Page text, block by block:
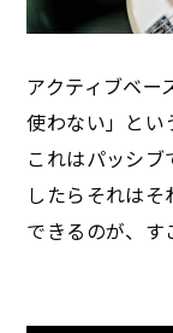
アクティブベー
使わない」とい
これはパッシ
したらそれは
できるのが、す